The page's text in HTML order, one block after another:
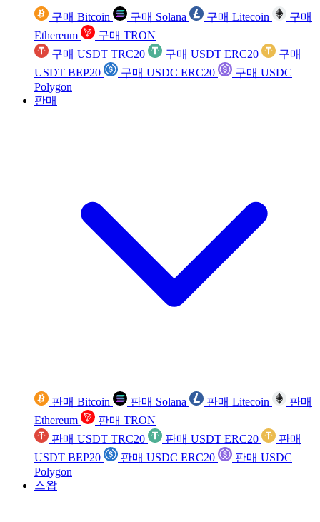
구매 Bitcoin 구매 Solana 구매 Litecoin
구매
Ethereum
구매 TRON
구매 USDT TRC20
구매 USDT ERC20
구매
USDT BEP20
구매 USDC ERC20
구매 USDC
Polygon
판매
판매 Bitcoin 판매 Solana 판매 Litecoin
판매
Ethereum
판매 TRON
판매 USDT TRC20
판매 USDT ERC20
판매
USDT BEP20
판매 USDC ERC20
판매 USDC
Polygon
스왑